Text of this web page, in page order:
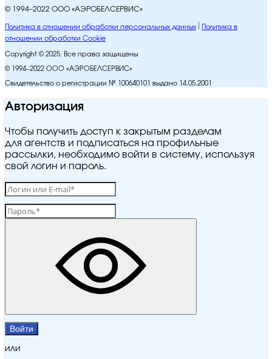
© 1994–2022 ООО «АЭРОБЕЛСЕРВИС»
Политика в отношении обработки персональных данных
Политика в
отношении обработки Cookie
Copyright © 2025. Все права защищены
© 1994–2022 ООО «АЭРОБЕЛСЕРВИС»
Свидетельство о регистрации № 100640101 выдано 14.05.2001
Авторизация
Чтобы получить доступ к закрытым разделам
для агентств и подписаться на профильные
рассылки, необходимо войти в систему, используя
свой логин и пароль.
Войти
или